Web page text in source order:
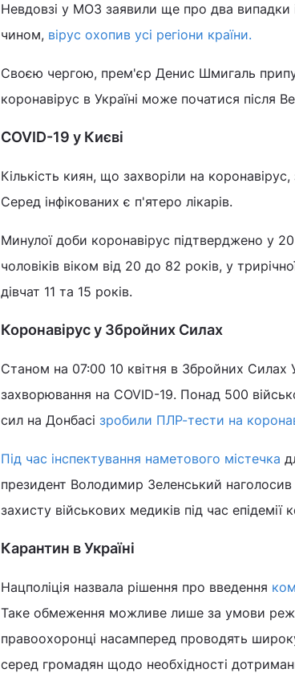
Невдовзі у МОЗ заявили ще про два випадки
чином, вірус охопив усі регіони країни.
Своєю чергою, прем'єр Денис Шмигаль
коронавірус в Україні може початися після
COVID-19 у Києві
Кількість киян, що захворіли на
Серед інфікованих є п'ятеро лікарів.
Минулої доби коронавірус підтверджено у
чоловіків віком від 20 до 82 років, у
дівчат 11 та 15 років.
Коронавірус у Збройних Силах
Станом на 07:00 10 квітня в Збройних Силах
захворювання на COVID-19. Понад 500
сил на Донбасі зробили ПЛР-тести на
Під час інспектування наметового містечка
президент Володимир Зеленський наголосив
захисту військових медиків під час епідемії
Карантин в Україні
Нацполіція назвала рішення про введення
Таке обмеження можливе лише за умови
правоохоронці насамперед проводять
серед громадян щодо необхідності